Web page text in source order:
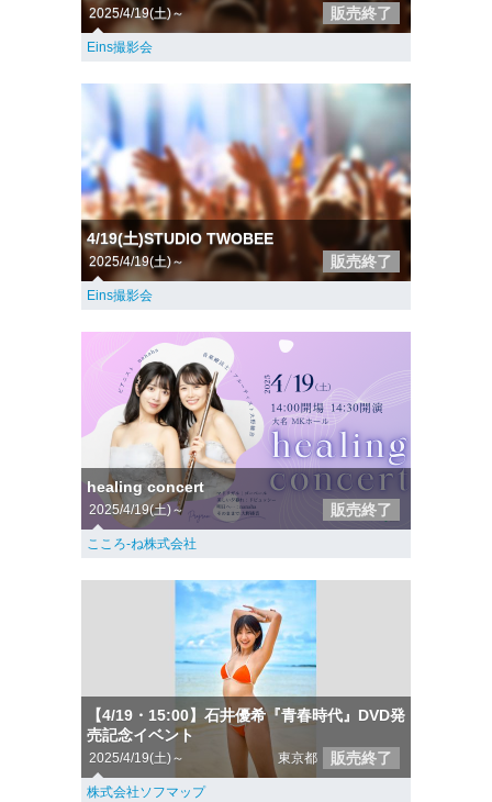
2025/4/19(土)～ 販売終了
Eins撮影会
4/19(土)STUDIO TWOBEE
2025/4/19(土)～ 販売終了
Eins撮影会
healing concert
2025/4/19(土)～ 販売終了
こころ-ね株式会社
【4/19・15:00】石井優希『青春時代』DVD発
売記念イベント
2025/4/19(土)～ 東京都 販売終了
株式会社ソフマップ